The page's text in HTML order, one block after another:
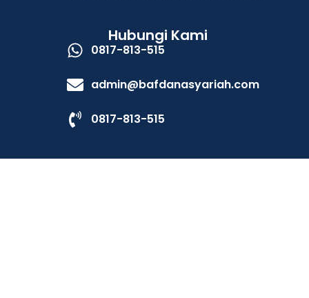
Hubungi Kami
0817-813-515
admin@bafdanasyariah.com
0817-813-515